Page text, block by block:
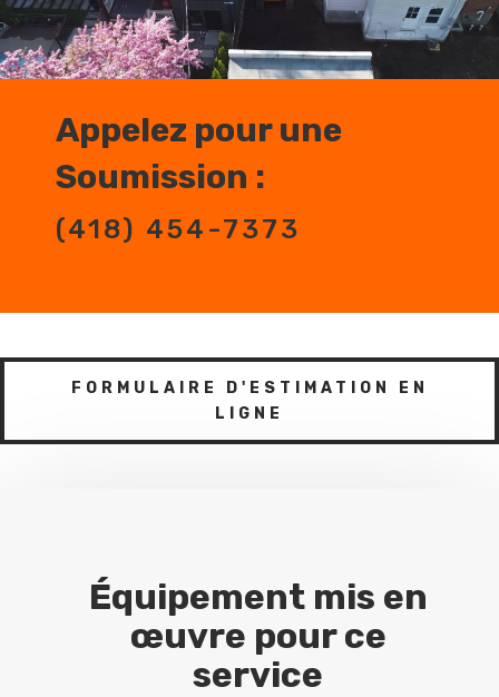
Appelez pour une
Soumission :
(418) 454-7373
FORMULAIRE D'ESTIMATION EN
LIGNE
Équipement mis en
œuvre pour ce
service